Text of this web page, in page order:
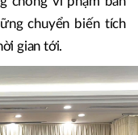
chuyển biến tích
gian tới.